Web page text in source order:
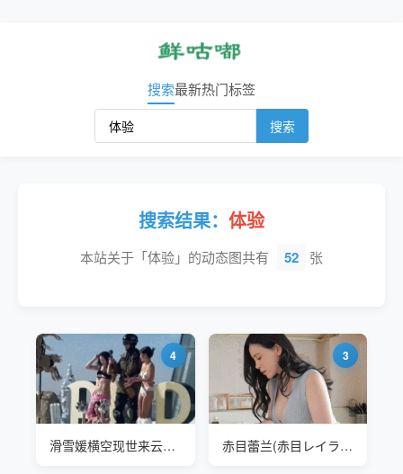
搜索最新热门标签
搜索
搜索结果： 体验
本站关于「体验」的动态图共有 52 张
4
滑雪媛横空现世来云顶滑雪场体验下不
3
赤目蕾兰(赤目レイラン Akame Reiran) HZGD-233 有个混血嫂子是什么体验